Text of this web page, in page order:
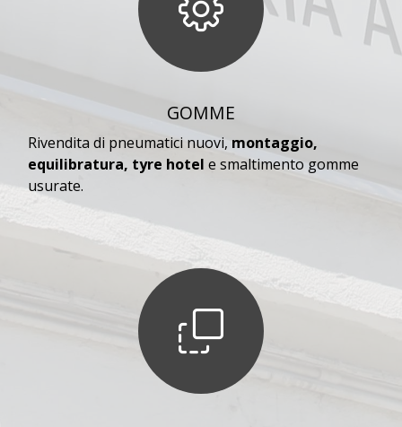
GOMME
Rivendita di pneumatici nuovi, montaggio,
equilibratura, tyre hotel e smaltimento gomme
usurate.